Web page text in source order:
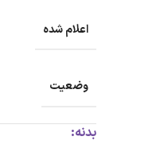
اعلام شده
وضعیت
بدنه: